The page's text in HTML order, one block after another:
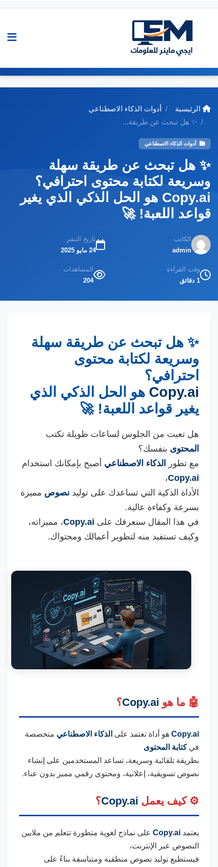
الرئيسية
أدوات الذكاء الاصطناعي
✨ هل تبحث عن طريقة...
أدوات الذكاء الاصطناعي
✨ هل تبحث عن طريقة سهلة
وسريعة لكتابة محتوى احترافي؟
Copy.ai هو الحل الذكي الذي يغير
قواعد اللعبة! 🚀
الكاتب
admin
تاريخ النشر
24 مايو 2025
وقت القراءة
1 دقائق
المشاهدات
204
✨ هل تبحث عن طريقة سهلة
وسريعة لكتابة محتوى
احترافي؟
Copy.ai هو الحل الذكي الذي
يغير قواعد اللعبة! 🚀
هل تعبت من الجلوس لساعات طويلة تكتب
المحتوى بنفسك؟
مع تطور
الذكاء الاصطناعي أصبح بإمكانك استخدام
Copy.ai،
الأداة الذكية التي تساعدك على توليد نصوص مميزة
بسرعة وكفاءة عالية.
في هذا المقال سنعرفك على Copy.ai، مميزاته،
وكيف تستفيد منه لتطوير أعمالك ومحتواك.
🤖 ما هو Copy.ai؟
Copy.ai هو أداة تعتمد على الذكاء الاصطناعي متخصصة
فيكتابة المحتوى
بطريقة تلقائية وسريعة، تساعد المستخدمين على إنشاء
نصوص تسويقية، إعلانية، ومحتوى رقمي مميز بدون عناء.
⚙️ كيف يعمل Copy.ai؟
يعتمد Copy.ai على نماذج لغوية متطورة تتعلم من ملايين
النصوص عبر الإنترنت،
فيستطيع توليد نصوص منطقية ومتناسقة بناءً على